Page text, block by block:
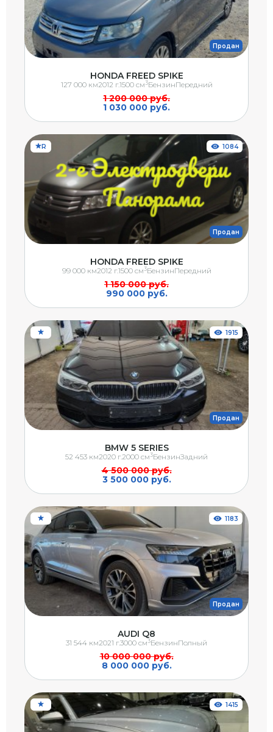
Продан
HONDA FREED SPIKE
1 200 000 руб.
1 030 000 руб.
127 000 км2012 г.1500 см3БензинПередний
R
Продан
1084
HONDA FREED SPIKE
1 150 000 руб.
990 000 руб.
99 000 км2012 г.1500 см3БензинПередний
Продан
1915
BMW 5 SERIES
4 500 000 руб.
3 500 000 руб.
52 453 км2020 г.2000 см3БензинЗадний
Продан
1183
AUDI Q8
10 000 000 руб.
8 000 000 руб.
31 544 км2021 г.3000 см3БензинПолный
1415